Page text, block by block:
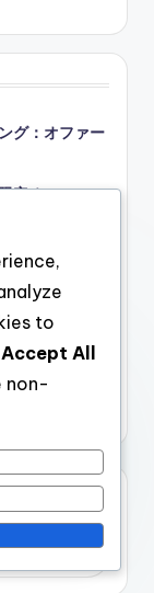
グ：オファー
定オファー、
ファーの追
イベント期
ユニークな
to
Accept All
non-